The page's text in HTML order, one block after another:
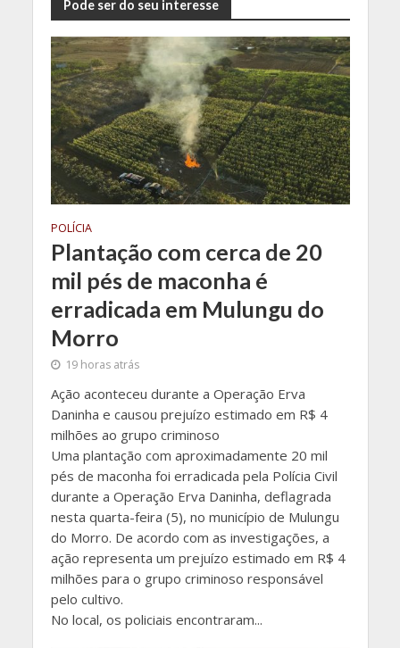
Pode ser do seu interesse
POLÍCIA
Plantação com cerca de 20
mil pés de maconha é
erradicada em Mulungu do
Morro
19 horas atrás
Ação aconteceu durante a Operação Erva
Daninha e causou prejuízo estimado em R$ 4
milhões ao grupo criminoso
Uma plantação com aproximadamente 20 mil
pés de maconha foi erradicada pela Polícia Civil
durante a Operação Erva Daninha, deflagrada
nesta quarta-feira (5), no município de Mulungu
do Morro. De acordo com as investigações, a
ação representa um prejuízo estimado em R$ 4
milhões para o grupo criminoso responsável
pelo cultivo.
No local, os policiais encontraram...